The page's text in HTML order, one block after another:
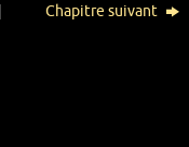
Chapitre suivant